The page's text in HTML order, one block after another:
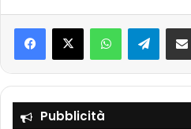
Telegram
Pubblicità